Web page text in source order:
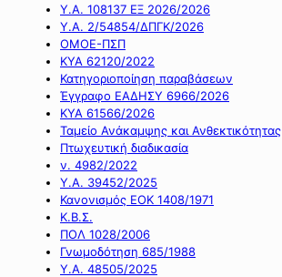
Υ.Α. 108137 ΕΞ 2026/2026
Υ.Α. 2/54854/ΔΠΓΚ/2026
ΟΜΟΕ-ΠΣΠ
ΚΥΑ 62120/2022
Κατηγοριοποίηση παραβάσεων
Έγγραφο ΕΑΔΗΣΥ 6966/2026
ΚΥΑ 61566/2026
Ταμείο Ανάκαμψης και Ανθεκτικότητας
Πτωχευτική διαδικασία
ν. 4982/2022
Υ.Α. 39452/2025
Κανονισμός ΕΟΚ 1408/1971
Κ.Β.Σ.
ΠΟΛ 1028/2006
Γνωμοδότηση 685/1988
Υ.Α. 48505/2025